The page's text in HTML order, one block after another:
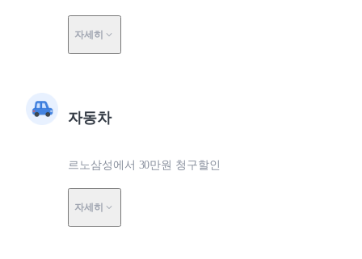
자세히
자동차
르노삼성에서 30만원 청구할인
자세히